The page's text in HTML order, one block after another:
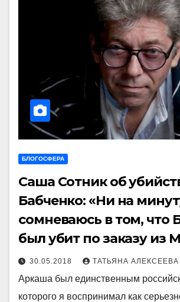
БЛОГОСФЕРА
Саша Сотник об
Бабченко: «Ни на
сомневаюсь в том, что
был убит по заказу из
30.05.2018 ТАТЬЯНА АЛЕКСЕЕВА
Аркаша был единственным
которого я воспринимал как